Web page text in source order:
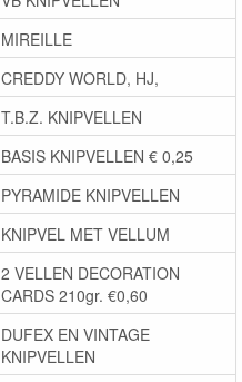
MIREILLE
CREDDY WORLD, HJ,
T.B.Z. KNIPVELLEN
BASIS KNIPVELLEN € 0,25
PYRAMIDE KNIPVELLEN
KNIPVEL MET VELLUM
2 VELLEN DECORATION
CARDS 210gr. €0,60
DUFEX EN VINTAGE
KNIPVELLEN